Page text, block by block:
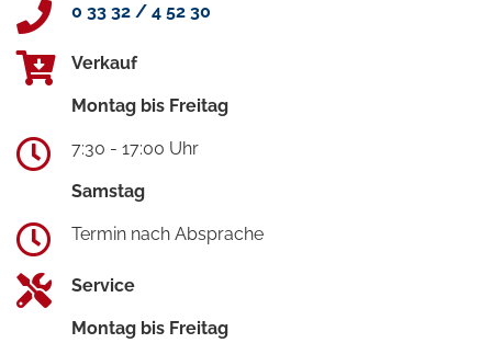
0 33 32 / 4 52 30
Verkauf
Montag bis Freitag
7:30 - 17:00 Uhr
Samstag
Termin nach Absprache
Service
Montag bis Freitag